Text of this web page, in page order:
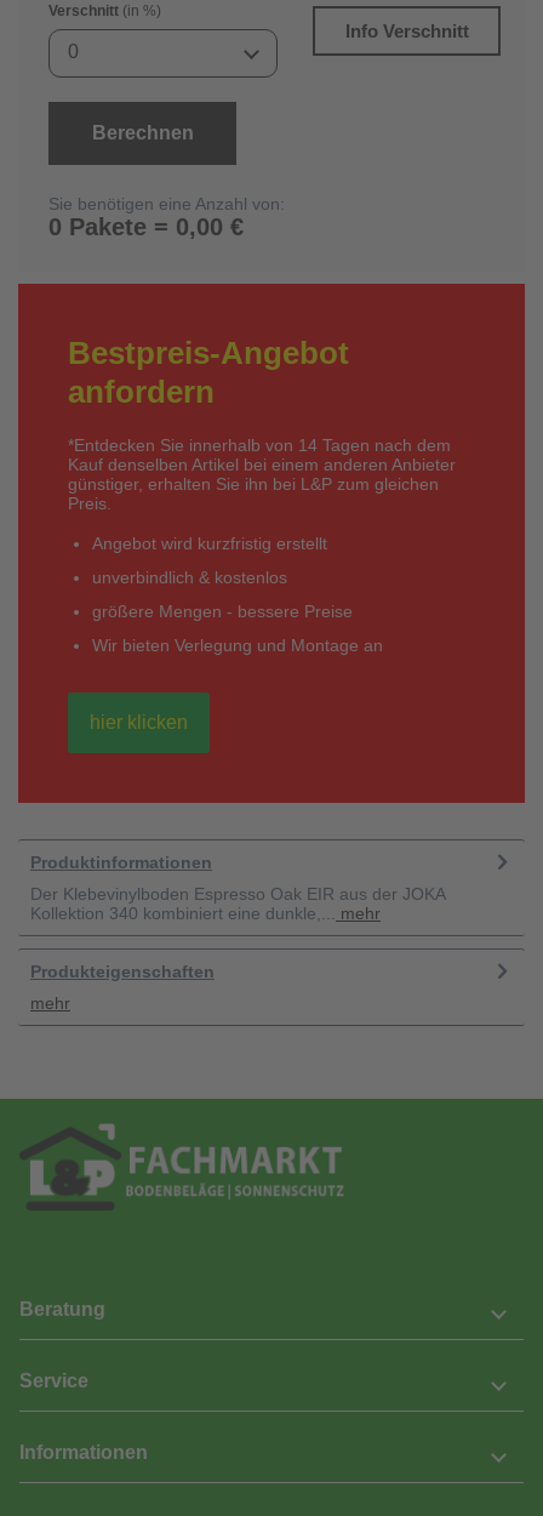
Verschnitt (in %)
0
Info Verschnitt
Berechnen
Sie benötigen eine Anzahl von:
0 Pakete = 0,00 €
Bestpreis-Angebot
anfordern
*Entdecken Sie innerhalb von 14 Tagen nach dem
Kauf denselben Artikel bei einem anderen Anbieter
günstiger, erhalten Sie ihn bei L&P zum gleichen
Preis.
Angebot wird kurzfristig erstellt
unverbindlich & kostenlos
größere Mengen - bessere Preise
Wir bieten Verlegung und Montage an
hier klicken
Produktinformationen
Der Klebevinylboden Espresso Oak EIR aus der JOKA
Kollektion 340 kombiniert eine dunkle,...
mehr
Produkteigenschaften
mehr
Beratung
Service
Informationen